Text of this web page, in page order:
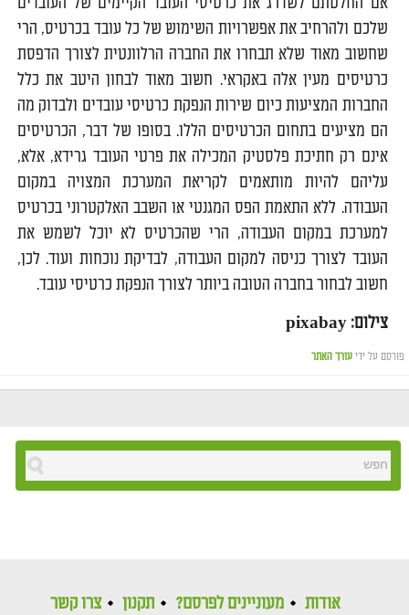
שלכם ולהרחיב את אפשרויות השימוש של כל עובד בכרטיס, הרי
שחשוב מאוד שלא תבחרו את החברה הרלוונטית לצורך הדפסת
כרטיסים מעין אלה באקראי. חשוב מאוד לבחון היטב את כלל
החברות המציעות כיום שירות הנפקת כרטיסי עובדים ולבדוק מה
הם מציעים בתחום הכרטיסים הללו. בסופו של דבר, הכרטיסים
אינם רק חתיכת פלסטיק המכילה את פרטי העובד גרידא, אלא,
עליהם להיות מותאמים לקריאת המערכת המצויה במקום
העבודה. ללא התאמת הפס המגנטי או השבב האלקטרוני בכרטיס
למערכת במקום העבודה, הרי שהכרטיס לא יוכל לשמש את
העובד לצורך כניסה למקום העבודה, לבדיקת נוכחות ועוד. לכן,
חשוב לבחור בחברה הטובה ביותר לצורך הנפקת כרטיסי עובד.
צילום: pixabay
פורסם על ידי עורך האתר
אודות מעוניינים לפרסם? תקנון צרו קשר